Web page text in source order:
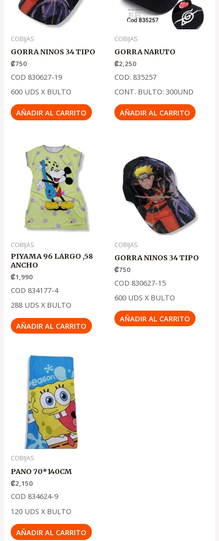
COBIJAS
GORRA NINOS 34 TIPO
₡750
COD 830627-19
600 UDS X BULTO
AÑADIR AL CARRITO
COBIJAS
GORRA NARUTO
₡2,250
COD: 835257
CONT. BULTO: 300UND
AÑADIR AL CARRITO
COBIJAS
PIYAMA 96 LARGO ,58
ANCHO
₡1,990
COD 834177-4
288 UDS X BULTO
AÑADIR AL CARRITO
COBIJAS
GORRA NINOS 34 TIPO
₡750
COD 830627-15
600 UDS X BULTO
AÑADIR AL CARRITO
COBIJAS
PANO 70*140CM
₡2,150
COD 834624-9
120 UDS X BULTO
AÑADIR AL CARRITO